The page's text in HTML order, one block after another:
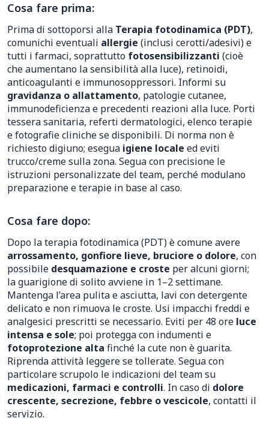
Cosa fare prima:
Prima di sottoporsi alla Terapia fotodinamica (PDT),
comunichi eventuali allergie (inclusi cerotti/adesivi) e
tutti i farmaci, soprattutto fotosensibilizzanti (cioè
che aumentano la sensibilità alla luce), retinoidi,
anticoagulanti e immunosoppressori. Informi su
gravidanza o allattamento, patologie cutanee,
immunodeficienza e precedenti reazioni alla luce. Porti
tessera sanitaria, referti dermatologici, elenco terapie
e fotografie cliniche se disponibili. Di norma non è
richiesto digiuno; esegua igiene locale ed eviti
trucco/creme sulla zona. Segua con precisione le
istruzioni personalizzate del team, perché modulano
preparazione e terapie in base al caso.
Cosa fare dopo:
Dopo la terapia fotodinamica (PDT) è comune avere
arrossamento, gonfiore lieve, bruciore o dolore, con
possibile desquamazione e croste per alcuni giorni;
la guarigione di solito avviene in 1–2 settimane.
Mantenga l’area pulita e asciutta, lavi con detergente
delicato e non rimuova le croste. Usi impacchi freddi e
analgesici prescritti se necessario. Eviti per 48 ore luce
intensa e sole; poi protegga con indumenti e
fotoprotezione alta finché la cute non è guarita.
Riprenda attività leggere se tollerate. Segua con
particolare scrupolo le indicazioni del team su
medicazioni, farmaci e controlli. In caso di dolore
crescente, secrezione, febbre o vescicole, contatti il
servizio.